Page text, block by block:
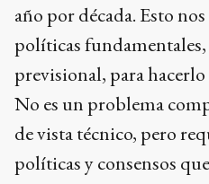
año por década. Esto
políticas
previsional, para
No es un problema
de vista técnico, pero
políticas y consensos